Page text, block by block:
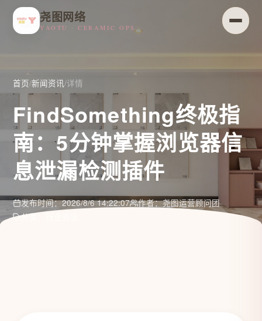
尧图网络
YAOTU · CERAMIC OPS
首页/新闻资讯/详情
FindSomething终极指
南：5分钟掌握浏览器信
息泄漏检测插件
发布时间：2026/8/6 14:22:07
作者：尧图运营顾问团
分类：行业资讯